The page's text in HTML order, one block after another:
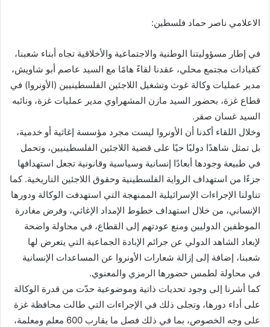
الاعلامي ناصر حماد فلسطين:
في إطار مسؤوليتنا الوطنية والاجتماعية والأخلاقية تجاه أبناء شعبنا،
كقيادات مجتمع محلي، عقدنا لقاءً هامًا مع السيد عاصم أبو شاويش،
مدير عمليات وكالة غوث وتشغيل اللاجئين الفلسطينيين (الأونروا) في
قطاع غزة، بحضور السيد مازن المشهراوي مدير عمليات غزة، ونائبه
السيد غسان صقر.
وخلال اللقاء أكدنا أن الأونروا ليست مجرد مؤسسة إغاثية أو خدمية،
بل تمثل شاهدًا دوليًا حيًا على قضية اللاجئين الفلسطينيين، وتحمل
في طبيعة وجودها أبعادًا إنسانية وسياسية وقانونية تجعل استهدافها
جزءًا من استهداف الرواية الفلسطينية وحقوق اللاجئين التاريخية. كما
تناولنا الإجراءات الإسرائيلية الممنهجة التي استهدفت الوكالة ودورها
الإنساني، من خلال استهداف خطوط الإمداد الإغاثي، وفرض مغادرة
الموظفين الدوليين ومنع عودتهم إلى القطاع، في محاولة واضحة
لإبعاد الشاهد الدولي عن جرائم الإبادة الجماعية التي يتعرض لها
شعبنا، إضافة إلى إزالة شعارات الأونروا عن المساعدات الإنسانية
في محاولة لطمس حضورها الرمزي والمعنوي.
كما أشرنا إلى وجود تحديات ذاتية وموضوعية حدّت من قدرة الوكالة
على أداء دورها، وتجلى ذلك في الإجراءات التي طالت محافظة غزة
على وجه الخصوص، بما في ذلك فصل ما يقارب 600 معلم ومعلمة،